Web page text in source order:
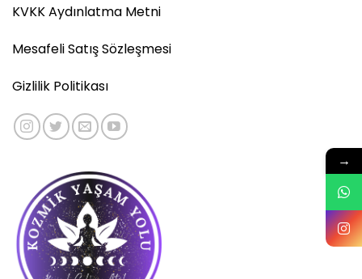
KVKK Aydınlatma Metni
Mesafeli Satış Sözleşmesi
Gizlilik Politikası
→